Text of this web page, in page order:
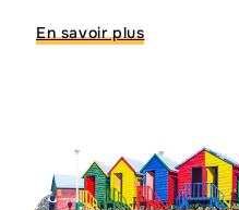
En savoir plus